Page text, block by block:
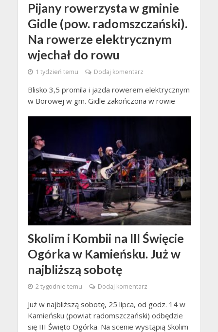
Pijany rowerzysta w gminie
Gidle (pow. radomszczański).
Na rowerze elektrycznym
wjechał do rowu
1 tydzień temu Dodaj komentarz
Blisko 3,5 promila i jazda rowerem elektrycznym
w Borowej w gm. Gidle zakończona w rowie
Skolim i Kombii na III Święcie
Ogórka w Kamieńsku. Już w
najbliższą sobotę
2 tygodnie temu Dodaj komentarz
Już w najbliższą sobotę, 25 lipca, od godz. 14 w
Kamieńsku (powiat radomszczański) odbędzie
się III Święto Ogórka. Na scenie wystąpią Skolim